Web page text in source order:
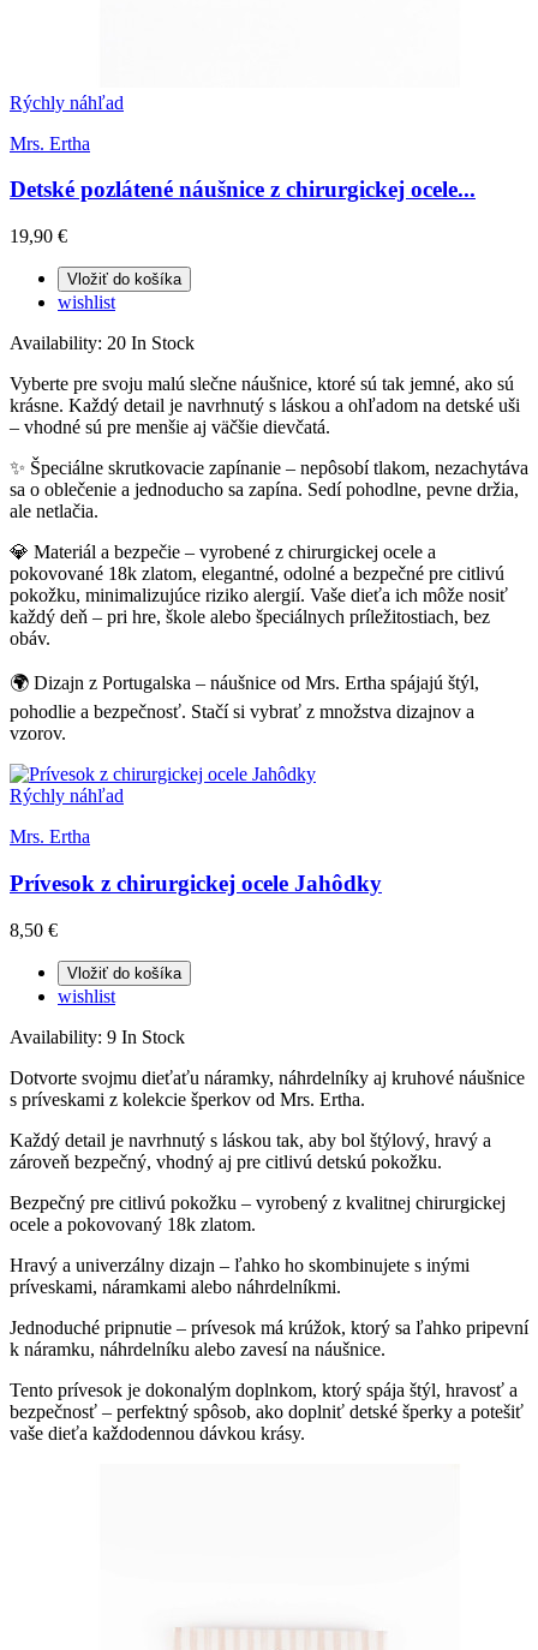
Rýchly náhľad
Mrs. Ertha
Detské pozlátené náušnice z chirurgickej ocele...
19,90 €
Vložiť do košíka
wishlist
Availability: 20 In Stock
Vyberte pre svoju malú slečne náušnice, ktoré sú tak jemné, ako sú
krásne. Každý detail je navrhnutý s láskou a ohľadom na detské uši
– vhodné sú pre menšie aj väčšie dievčatá.
✨ Špeciálne skrutkovacie zapínanie – nepôsobí tlakom, nezachytáva
sa o oblečenie a jednoducho sa zapína. Sedí pohodlne, pevne držia,
ale netlačia.
💎 Materiál a bezpečie – vyrobené z chirurgickej ocele a
pokovované 18k zlatom, elegantné, odolné a bezpečné pre citlivú
pokožku, minimalizujúce riziko alergií. Vaše dieťa ich môže nosiť
každý deň – pri hre, škole alebo špeciálnych príležitostiach, bez
obáv.
🌍 Dizajn z Portugalska – náušnice od Mrs. Ertha spájajú štýl,
pohodlie a bezpečnosť. Stačí si vybrať z množstva dizajnov a
vzorov.
Rýchly náhľad
Mrs. Ertha
Prívesok z chirurgickej ocele Jahôdky
8,50 €
Vložiť do košíka
wishlist
Availability: 9 In Stock
Dotvorte svojmu dieťaťu náramky, náhrdelníky aj kruhové náušnice
s príveskami z kolekcie šperkov od Mrs. Ertha.
Každý detail je navrhnutý s láskou tak, aby bol štýlový, hravý a
zároveň bezpečný, vhodný aj pre citlivú detskú pokožku.
Bezpečný pre citlivú pokožku – vyrobený z kvalitnej chirurgickej
ocele a pokovovaný 18k zlatom.
Hravý a univerzálny dizajn – ľahko ho skombinujete s inými
príveskami, náramkami alebo náhrdelníkmi.
Jednoduché pripnutie – prívesok má krúžok, ktorý sa ľahko pripevní
k náramku, náhrdelníku alebo zavesí na náušnice.
Tento prívesok je dokonalým doplnkom, ktorý spája štýl, hravosť a
bezpečnosť – perfektný spôsob, ako doplniť detské šperky a potešiť
vaše dieťa každodennou dávkou krásy.